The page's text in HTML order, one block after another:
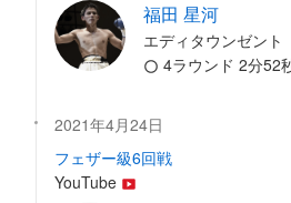
福田 星河
エディタウンゼント
4ラウンド 2分52
2021年4月24日
フェザー級6回戦
YouTube